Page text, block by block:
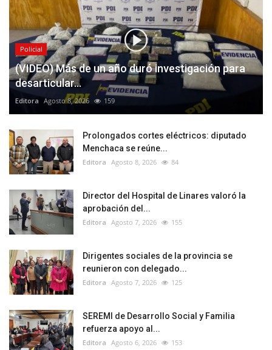
Policial
(VIDEO) Más de un año duró investigación para
desarticular...
Editora Agosto 8, 2026 159
Prolongados cortes eléctricos: diputado
Menchaca se reúne...
Editora Agosto 8, 2026 84
Director del Hospital de Linares valoró la
aprobación del...
Editora Agosto 7, 2026 155
Dirigentes sociales de la provincia se
reunieron con delegado...
Editora Agosto 7, 2026 125
SEREMI de Desarrollo Social y Familia
refuerza apoyo al...
Editora Agosto 6, 2026 153